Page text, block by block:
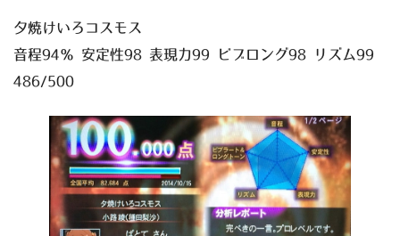
夕焼けいろコスモス
音程94％ 安定性98 表現力99 ビブロング98 リズム99
486/500